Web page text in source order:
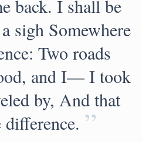
back. I shall be
sigh Somewhere
Two roads
and I— I took
by, And that
difference. ”